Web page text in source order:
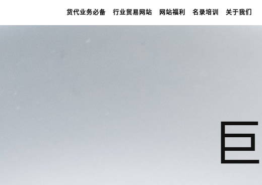
货代业务必备 行业贸易网站 网站福利 名录培训 关于我们